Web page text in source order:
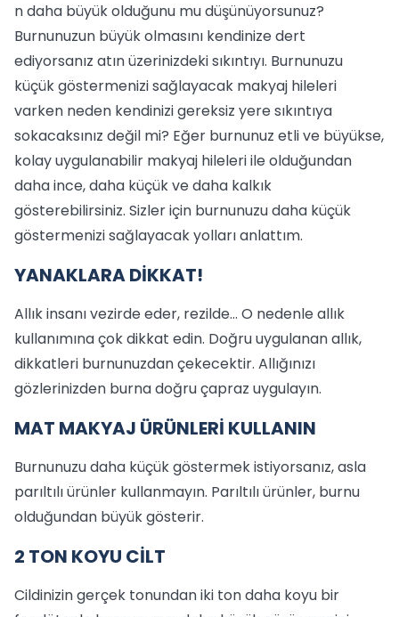
n daha büyük olduğunu mu düşünüyorsunuz?
Burnunuzun büyük olmasını kendinize dert
ediyorsanız atın üzerinizdeki sıkıntıyı. Burnunuzu
küçük göstermenizi sağlayacak makyaj hileleri
varken neden kendinizi gereksiz yere sıkıntıya
sokacaksınız değil mi? Eğer burnunuz etli ve büyükse,
kolay uygulanabilir makyaj hileleri ile olduğundan
daha ince, daha küçük ve daha kalkık
gösterebilirsiniz. Sizler için burnunuzu daha küçük
göstermenizi sağlayacak yolları anlattım.
YANAKLARA DİKKAT!
Allık insanı vezirde eder, rezilde… O nedenle allık
kullanımına çok dikkat edin. Doğru uygulanan allık,
dikkatleri burnunuzdan çekecektir. Allığınızı
gözlerinizden burna doğru çapraz uygulayın.
MAT MAKYAJ ÜRÜNLERİ KULLANIN
Burnunuzu daha küçük göstermek istiyorsanız, asla
parıltılı ürünler kullanmayın. Parıltılı ürünler, burnu
olduğundan büyük gösterir.
2 TON KOYU CİLT
Cildinizin gerçek tonundan iki ton daha koyu bir